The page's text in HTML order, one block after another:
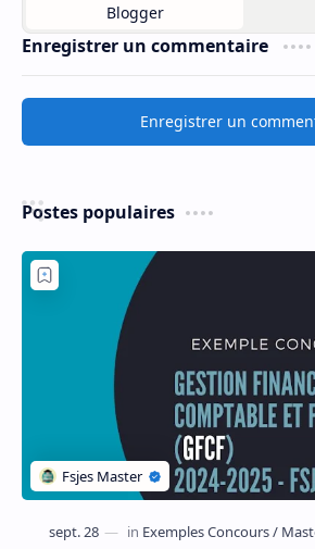
Enregistrer un commentaire
Enregistrer un
Postes populaires